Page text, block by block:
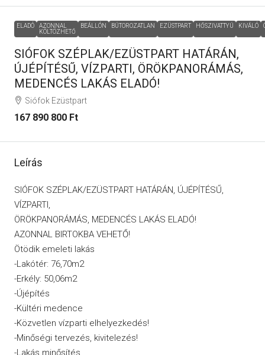
ELADÓ
AZONNAL
KÖLTÖZHETŐ
BEÁLLÓN BÚTOROZATLAN EZÜSTPART HŐSZIVATTYÚ KIVÁLÓ
SIÓFOK SZÉPLAK/EZÜSTPART HATÁRÁN,
ÚJÉPÍTÉSŰ, VÍZPARTI, ÖRÖKPANORÁMÁS,
MEDENCÉS LAKÁS ELADÓ!
Siófok Ezüstpart
167 890 800 Ft
Leírás
SIÓFOK SZÉPLAK/EZÜSTPART HATÁRÁN, ÚJÉPÍTÉSŰ,
VÍZPARTI,
ÖRÖKPANORÁMÁS, MEDENCÉS LAKÁS ELADÓ!
AZONNAL BIRTOKBA VEHETŐ!
Ötödik emeleti lakás
-Lakótér: 76,70m2
-Erkély: 50,06m2
-Újépítés
-Kültéri medence
-Közvetlen vízparti elhelyezkedés!
-Minőségi tervezés, kivitelezés!
-Lakás minősítés